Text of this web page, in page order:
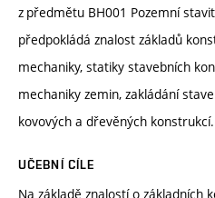
z předmětu BH001 Pozemní
předpokládá znalost základů
mechaniky, statiky stavebních
mechaniky zemin, zakládání
kovových a dřevěných konstrukcí.
UČEBNÍ CÍLE
Na základě znalostí o základních